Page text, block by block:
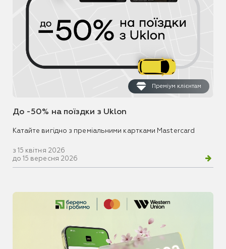
Преміум клієнтам
До -50% на поїздки з Uklon
Катайте вигідно з преміальними картками Mastercard
з 15 квітня 2026
до 15 вересня 2026